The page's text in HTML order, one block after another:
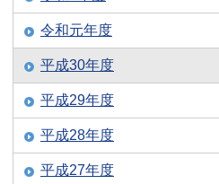
令和元年度
平成30年度
平成29年度
平成28年度
平成27年度